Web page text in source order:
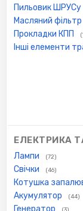
Пильовик ШРУСу
Масляний
Прокладки КПП
Інші елементи
ЕЛЕКТРИКА
Лампи (72)
Свічки (46)
Котушка
Акумулятор (44)
Генератор (3)